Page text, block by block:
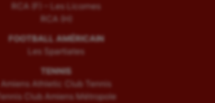
RCA (F) – Les Licornes
RCA (H)
FOOTBALL AMÉRICAIN
Les Spartiates
TENNIS
Amiens Athletic Club Tennis
Tennis Club Amiens Métropole